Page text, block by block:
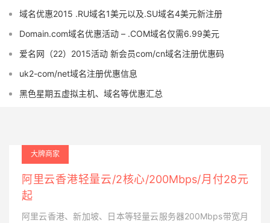
域名优惠2015 .RU域名1美元以及.SU域名4美元新注册
Domain.com域名优惠活动 – .COM域名仅需6.99美元
爱名网（22）2015活动 新会员com/cn域名注册优惠码
uk2-com/net域名注册优惠信息
黑色星期五虚拟主机、域名等优惠汇总
大牌商家
阿里云香港轻量云/2核心/200Mbps/月付28元
起
阿里云香港、新加坡、日本等轻量云服务器200Mbps带宽月